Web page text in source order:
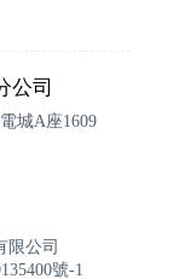
公司
城A座1609
限公司
號-1